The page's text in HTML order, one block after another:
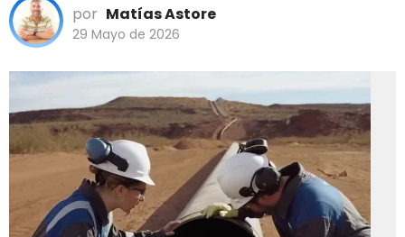
por Matías Astore
29 Mayo de 2026